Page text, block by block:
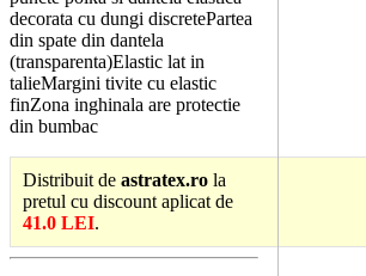
decorata cu dungi discretePartea
din spate din dantela
(transparenta)Elastic lat in
talieMargini tivite cu elastic
finZona inghinala are protectie
din bumbac
Distribuit de astratex.ro la
pretul cu discount aplicat de
41.0 LEI.